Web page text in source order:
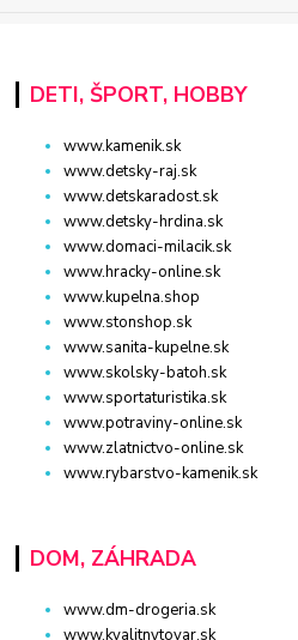
DETI, ŠPORT, HOBBY
www.kamenik.sk
www.detsky-raj.sk
www.detskaradost.sk
www.detsky-hrdina.sk
www.domaci-milacik.sk
www.hracky-online.sk
www.kupelna.shop
www.stonshop.sk
www.sanita-kupelne.sk
www.skolsky-batoh.sk
www.sportaturistika.sk
www.potraviny-online.sk
www.zlatnictvo-online.sk
www.rybarstvo-kamenik.sk
DOM, ZÁHRADA
www.dm-drogeria.sk
www.kvalitnytovar.sk